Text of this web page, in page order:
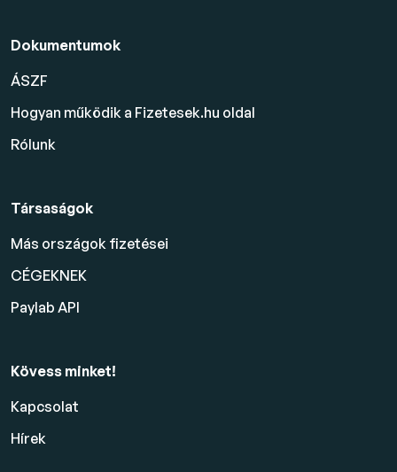
Dokumentumok
ÁSZF
Hogyan működik a Fizetesek.hu oldal
Rólunk
Társaságok
Más országok fizetései
CÉGEKNEK
Paylab API
Kövess minket!
Kapcsolat
Hírek